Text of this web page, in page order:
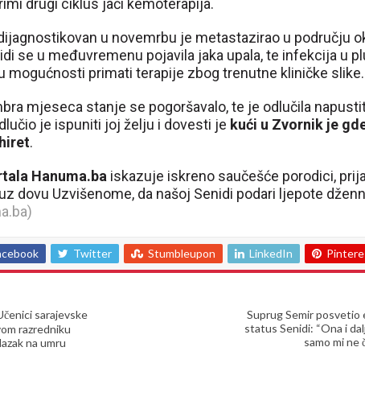
drugi ciklus jači kemoterapija.
u novemrbu je metastazirao u području
se u međuvremenu pojavila jaka upala, te infekcija u
mogućnosti primati terapije zbog trenutne kliničke slike.
mjeseca stanje se pogoršavalo, te je odlučila
je ispuniti joj želju i dovesti je kući u Zvornik je
.
Hanuma.ba iskazuje iskreno saučešće porodici,
dovu Uzvišenome, da našoj Senidi podari ljepote
Twitter Stumbleupon LinkedIn
sarajevske
razredniku
na umru
Suprug Semir posvetio
status Senidi: “Ona i
samo mi ne